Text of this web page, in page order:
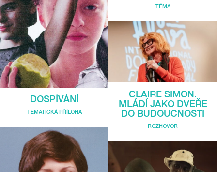
DOSPÍVÁNÍ
TEMATICKÁ PŘÍLOHA
TÉMA
CLAIRE SIMON.
MLÁDÍ JAKO DVEŘE
DO BUDOUCNOSTI
ROZHOVOR